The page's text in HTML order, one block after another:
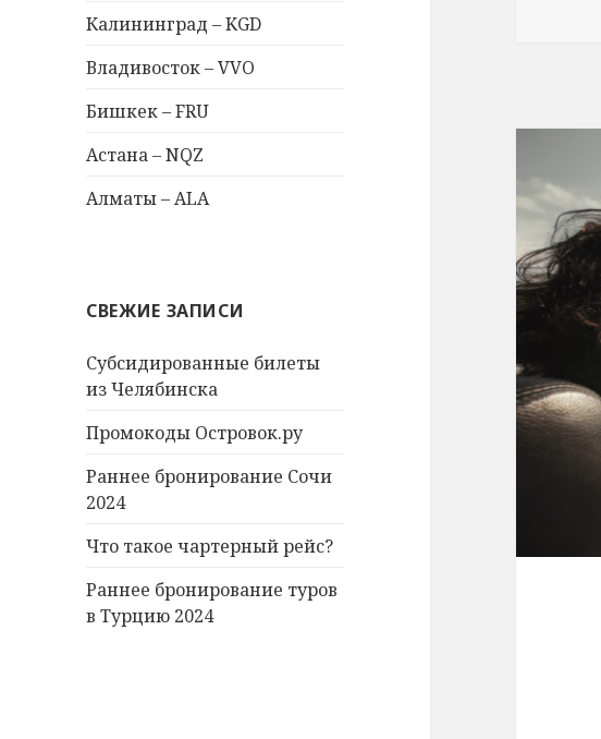
Калининград – KGD
Владивосток – VVO
Бишкек – FRU
Астана – NQZ
Алматы – ALA
СВЕЖИЕ ЗАПИСИ
Субсидированные билеты
из Челябинска
Промокоды Островок.ру
Раннее бронирование Сочи
2024
Что такое чартерный рейс?
Раннее бронирование туров
в Турцию 2024